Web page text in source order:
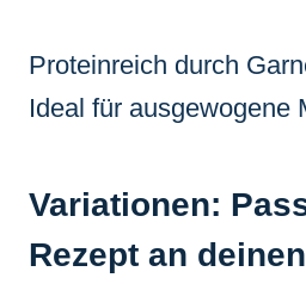
Proteinreich durch
Ideal für ausgewogene
Variationen:
Rezept an